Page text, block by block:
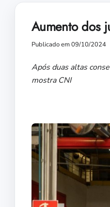
Aumento dos
Publicado em 09/10/2024
Após duas altas
mostra CNI